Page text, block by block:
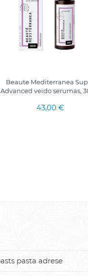
Beaute Mediterranea
Advanced veido serumas,
43,00 €